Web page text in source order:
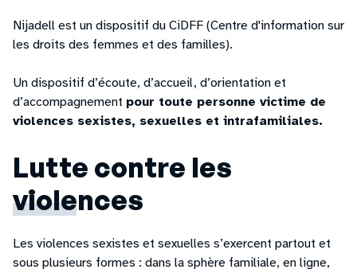
Nijadell est un dispositif du CiDFF (Centre d'information sur
les droits des femmes et des familles).
Un dispositif d’écoute, d’accueil, d’orientation et
d’accompagnement pour toute personne victime de
violences sexistes, sexuelles et intrafamiliales.
Lutte contre les
violences
Les violences sexistes et sexuelles s’exercent partout et
sous plusieurs formes : dans la sphère familiale, en ligne,